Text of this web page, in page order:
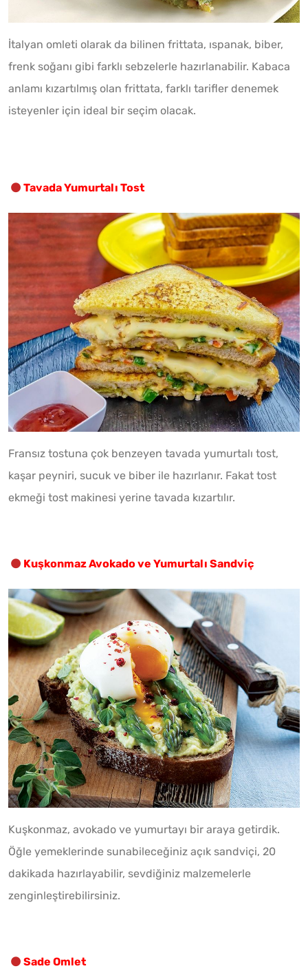
İtalyan omleti olarak da bilinen frittata, ıspanak, biber,
frenk soğanı gibi farklı sebzelerle hazırlanabilir. Kabaca
anlamı kızartılmış olan frittata, farklı tarifler denemek
isteyenler için ideal bir seçim olacak.
Tavada Yumurtalı Tost
Fransız tostuna çok benzeyen tavada yumurtalı tost,
kaşar peyniri, sucuk ve biber ile hazırlanır. Fakat tost
ekmeği tost makinesi yerine tavada kızartılır.
Kuşkonmaz Avokado ve Yumurtalı Sandviç
Kuşkonmaz, avokado ve yumurtayı bir araya getirdik.
Öğle yemeklerinde sunabileceğiniz açık sandviçi, 20
dakikada hazırlayabilir, sevdiğiniz malzemelerle
zenginleştirebilirsiniz.
Sade Omlet